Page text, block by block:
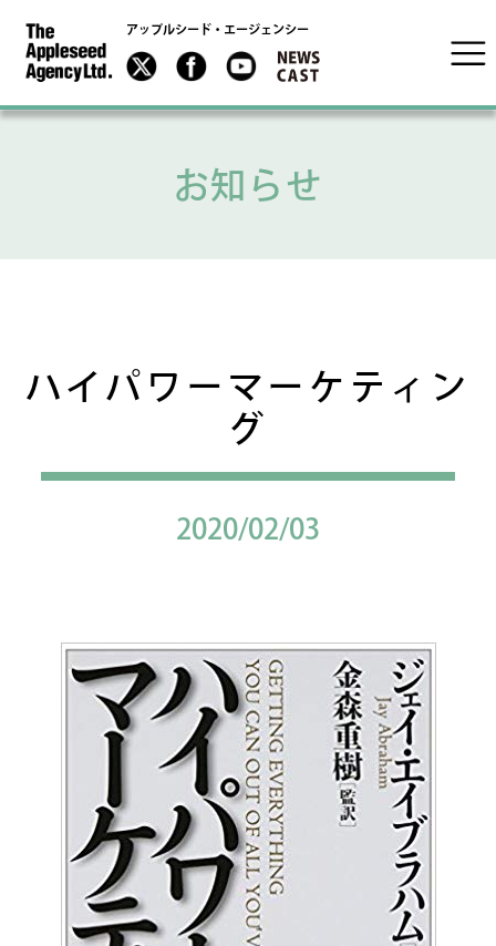
アップルシード・エージェンシー
お知らせ
ハイパワーマーケティン
グ
2020/02/03